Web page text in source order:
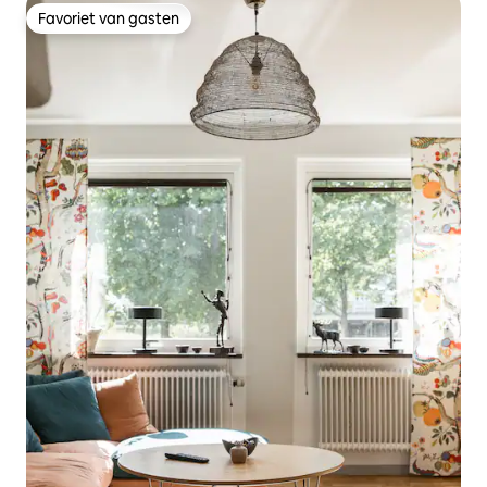
Favoriet van gasten
Favoriet van gasten